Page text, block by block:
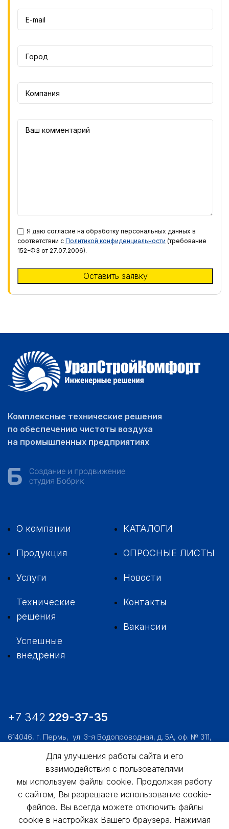
Я даю согласие на обработку персональных данных в
соответствии с Политикой конфиденциальности (требование
152-ФЗ от 27.07.2006).
Комплексные технические решения
по обеспечению чистоты воздуха
на промышленных предприятиях
О компании
Продукция
Услуги
Технические
решения
Успешные
внедрения
КАТАЛОГИ
ОПРОСНЫЕ ЛИСТЫ
Новости
Контакты
Вакансии
+7 342 229-37-35
614046, г. Пермь, ул. 3-я Водопроводная, д. 5А, оф. № 311,
usk@usk.perm.ru
Обратная связь
Для улучшения работы сайта и его
взаимодействия с пользователями
мы используем файлы cookie. Продолжая работу
с сайтом, Вы разрешаете использование cookie-
файлов. Вы всегда можете отключить файлы
cookie в настройках Вашего браузера. Нажимая